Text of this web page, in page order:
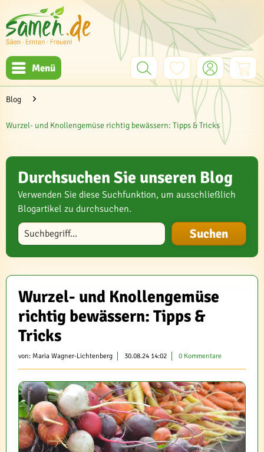
Menü
Blog
Wurzel- und Knollengemüse richtig bewässern: Tipps & Tricks
Durchsuchen Sie unseren Blog
Verwenden Sie diese Suchfunktion, um ausschließlich
Blogartikel zu durchsuchen.
Blog durchsuchen
Wurzel- und Knollengemüse
richtig bewässern: Tipps &
Tricks
von: Maria Wagner-Lichtenberg 30.08.24 14:02 0 Kommentare